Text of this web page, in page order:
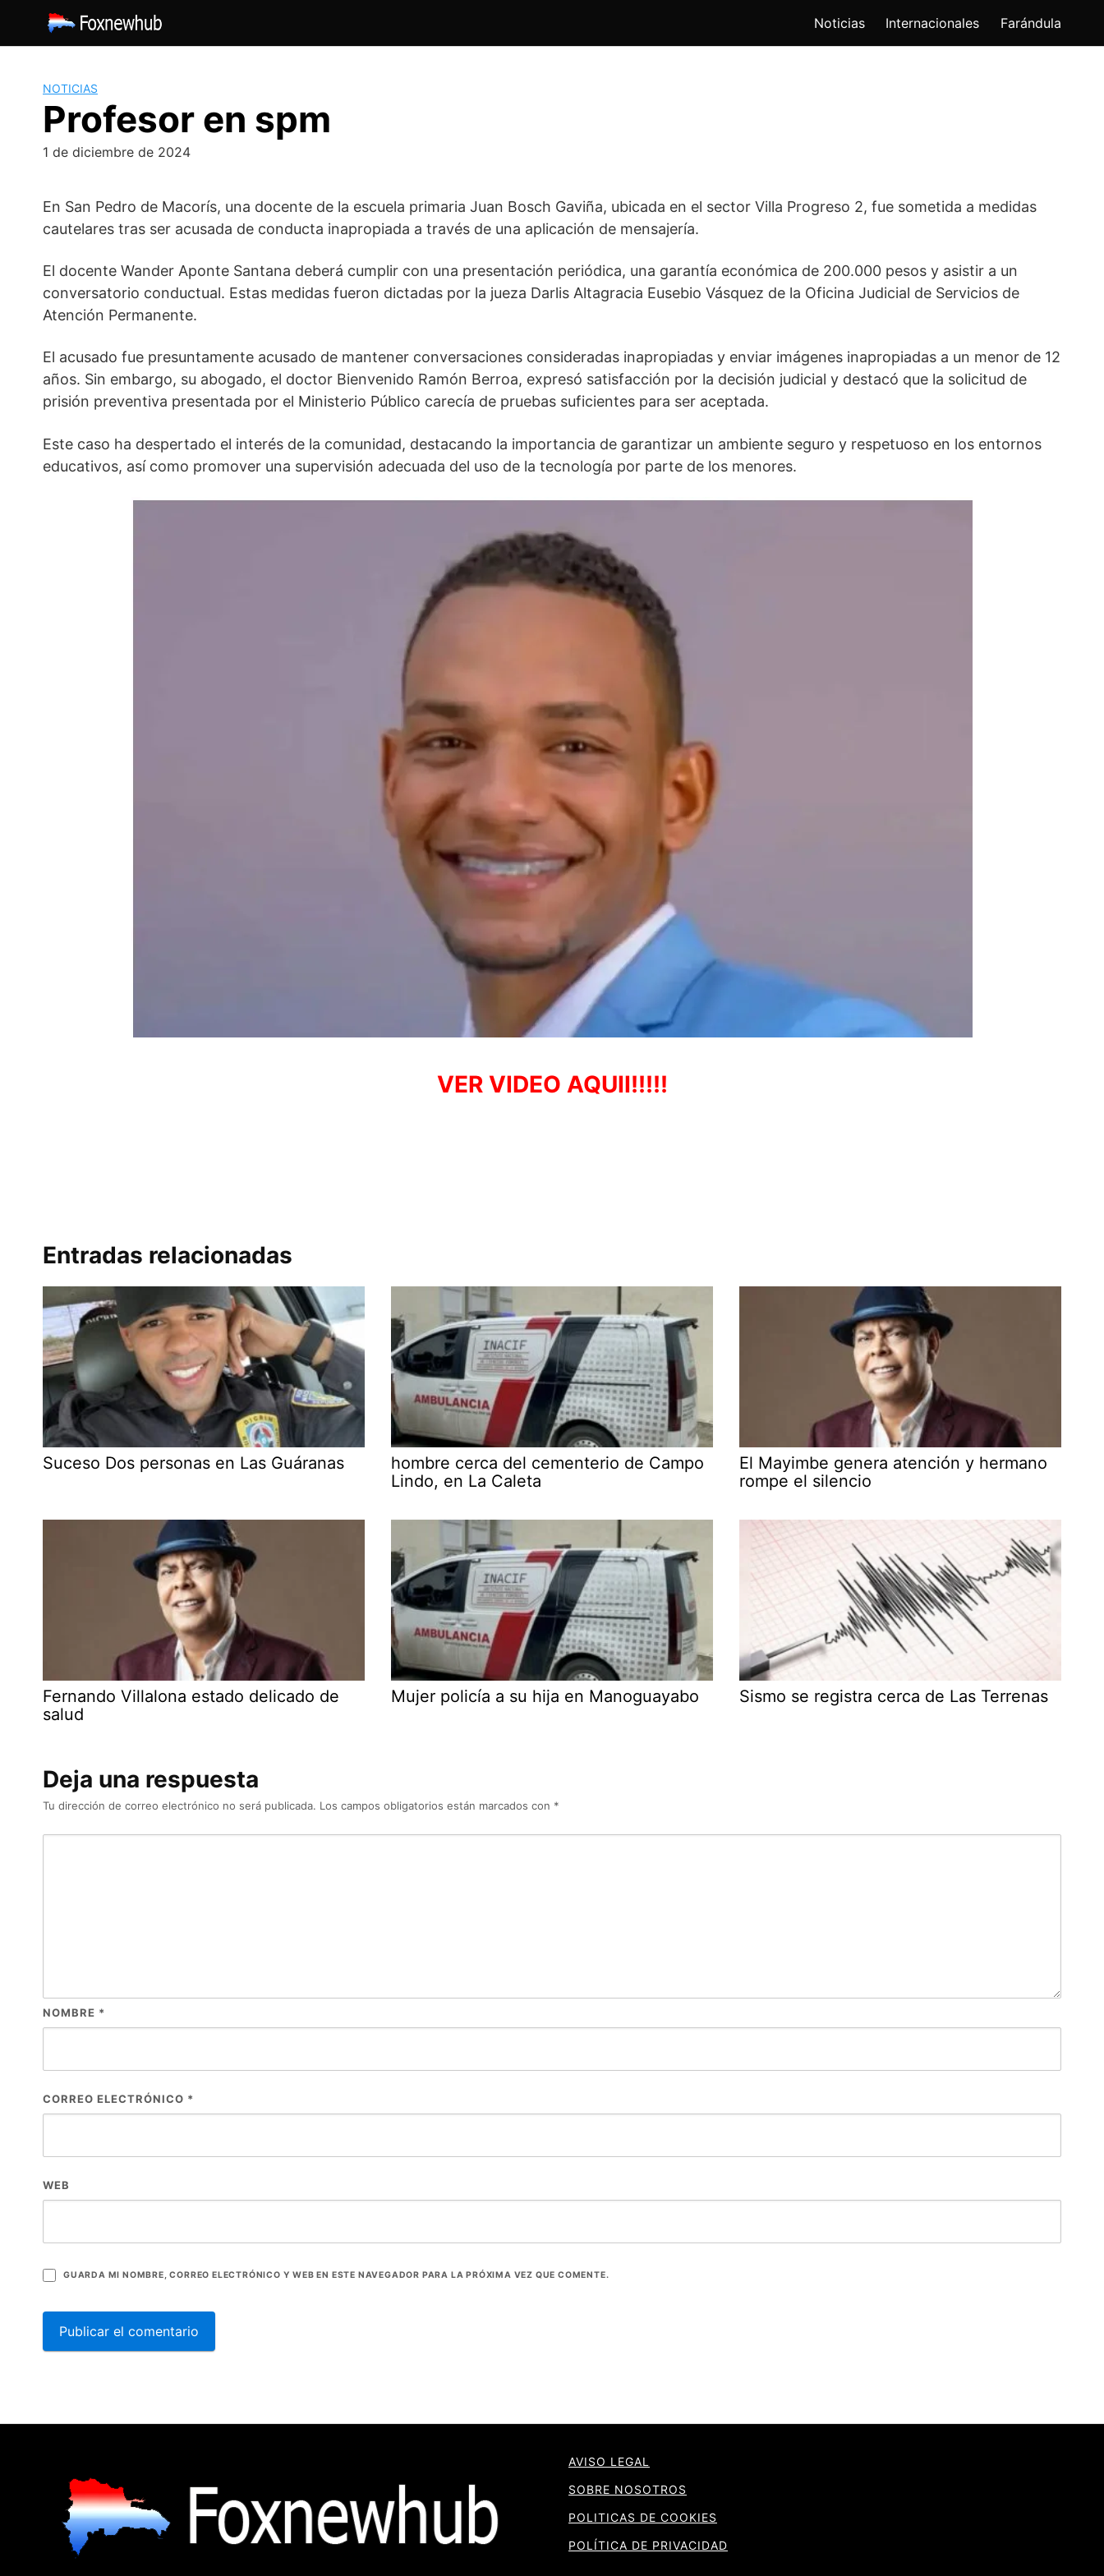
contenido
Noticias Internacionales Farándula
NOTICIAS
Profesor en spm
1 de diciembre de 2024
En San Pedro de Macorís, una docente de la escuela primaria Juan Bosch Gaviña, ubicada en el sector Villa Progreso 2, fue sometida a medidas
cautelares tras ser acusada de conducta inapropiada a través de una aplicación de mensajería.
El docente Wander Aponte Santana deberá cumplir con una presentación periódica, una garantía económica de 200.000 pesos y asistir a un
conversatorio conductual. Estas medidas fueron dictadas por la jueza Darlis Altagracia Eusebio Vásquez de la Oficina Judicial de Servicios de
Atención Permanente.
El acusado fue presuntamente acusado de mantener conversaciones consideradas inapropiadas y enviar imágenes inapropiadas a un menor de 12
años. Sin embargo, su abogado, el doctor Bienvenido Ramón Berroa, expresó satisfacción por la decisión judicial y destacó que la solicitud de
prisión preventiva presentada por el Ministerio Público carecía de pruebas suficientes para ser aceptada.
Este caso ha despertado el interés de la comunidad, destacando la importancia de garantizar un ambiente seguro y respetuoso en los entornos
educativos, así como promover una supervisión adecuada del uso de la tecnología por parte de los menores.
VER VIDEO AQUII!!!!!
Entradas relacionadas
Suceso Dos personas en Las Guáranas
hombre cerca del cementerio de Campo
Lindo, en La Caleta
El Mayimbe genera atención y hermano
rompe el silencio
Fernando Villalona estado delicado de
salud
Mujer policía a su hija en Manoguayabo Sismo se registra cerca de Las Terrenas
Deja una respuesta
Tu dirección de correo electrónico no será publicada. Los campos obligatorios están marcados con *
NOMBRE *
CORREO ELECTRÓNICO *
WEB
GUARDA MI NOMBRE, CORREO ELECTRÓNICO Y WEB EN ESTE NAVEGADOR PARA LA PRÓXIMA VEZ QUE COMENTE.
AVISO LEGAL
SOBRE NOSOTROS
POLITICAS DE COOKIES
POLÍTICA DE PRIVACIDAD